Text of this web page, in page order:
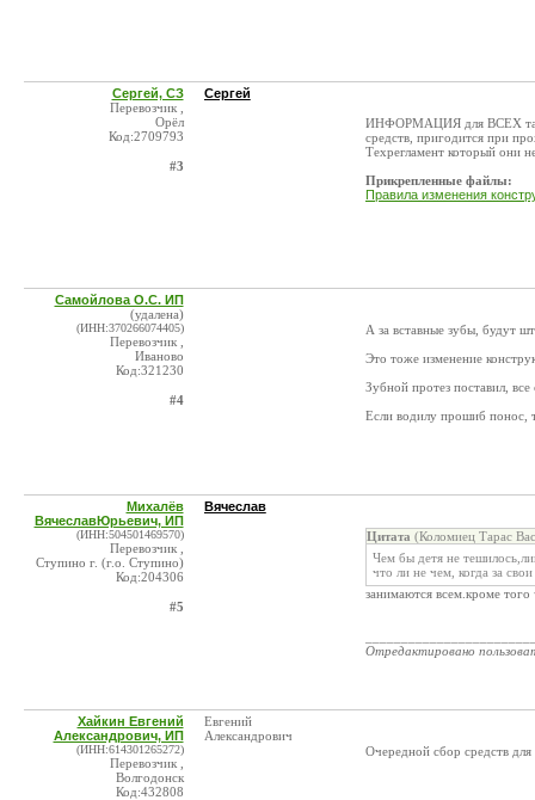
Сергей, СЗ
Перевозчик ,
Орёл
Код:2709793
#3
Сергей
ИНФОРМАЦИЯ для ВСЕХ так
средств, пригодится при
Техрегламент который они
Прикрепленные файлы:
Правила изменения
Самойлова О.С. ИП
(удалена)
(ИНН:370266074405)
Перевозчик ,
Иваново
Код:321230
#4
А за вставные зубы, будут
Это тоже изменение
Зубной протез поставил,
Если водилу прошиб понос,
Михалёв
ВячеславЮрьевич, ИП
(ИНН:504501469570)
Перевозчик ,
Ступино г. (г.о. Ступино)
Код:204306
#5
Вячеслав
Цитата (Коломиец Тарас
Чем бы детя не
что ли не чем, когда за
занимаются всем.кроме
Отредактировано
Хайкин Евгений
Александрович, ИП
(ИНН:614301265272)
Перевозчик ,
Волгодонск
Код:432808
Евгений
Александрович
Очередной сбор средств